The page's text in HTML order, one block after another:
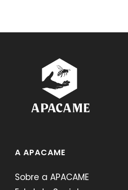
A APACAME
Sobre a APACAME